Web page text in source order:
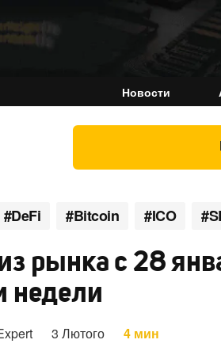
Новости
#DeFi #Bitcoin #ICO
рынка с 28
недели
3 Лютого 4 мин